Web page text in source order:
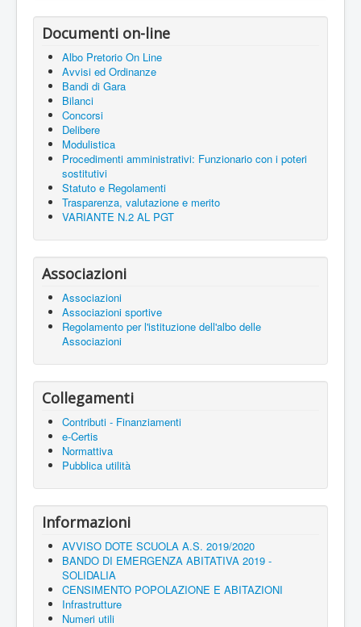
Documenti on-line
Albo Pretorio On Line
Avvisi ed Ordinanze
Bandi di Gara
Bilanci
Concorsi
Delibere
Modulistica
Procedimenti amministrativi: Funzionario con i poteri
sostitutivi
Statuto e Regolamenti
Trasparenza, valutazione e merito
VARIANTE N.2 AL PGT
Associazioni
Associazioni
Associazioni sportive
Regolamento per l'istituzione dell'albo delle
Associazioni
Collegamenti
Contributi - Finanziamenti
e-Certis
Normattiva
Pubblica utilità
Informazioni
AVVISO DOTE SCUOLA A.S. 2019/2020
BANDO DI EMERGENZA ABITATIVA 2019 -
SOLIDALIA
CENSIMENTO POPOLAZIONE E ABITAZIONI
Infrastrutture
Numeri utili